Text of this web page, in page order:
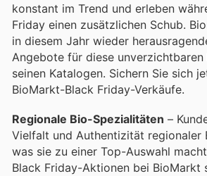
konstant im Trend und erleben
Friday einen zusätzlichen Schub.
in diesem Jahr wieder
Angebote für diese
seinen Katalogen. Sichern Sie sich
BioMarkt-Black Friday-Verkäufe.
Regionale Bio-Spezialitäten –
Vielfalt und Authentizität regionaler
was sie zu einer Top-Auswahl
Black Friday-Aktionen bei BioMarkt